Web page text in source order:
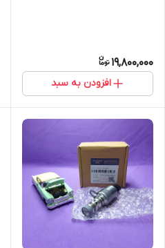
19,800,000
افزودن به سبد